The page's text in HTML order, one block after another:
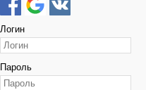
Логин
Пароль